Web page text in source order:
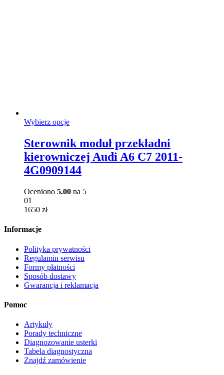
Wybierz opcjeTen
ma
wiele
wariantów.
Opcje
można
na
Sterownik moduł przekładni
kierowniczej Audi A6 C7 2011-
4G0909144
Oceniono 5.00 na 5
01
1650 zł
Informacje
Polityka prywatności
Regulamin serwisu
Formy płatności
Sposób dostawy
Gwarancja i reklamacja
Pomoc
Artykuły
Porady techniczne
Diagnozowanie usterki
Tabela diagnostyczna
Znajdź zamówienie